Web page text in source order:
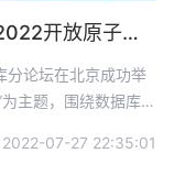
数字经济时代的开源数据库创新 | 2022开放原子全球开源峰会数据库分论坛圆满召开
分论坛在北京成功举
主题，围绕数据库前
2022-07-27 22:35:01